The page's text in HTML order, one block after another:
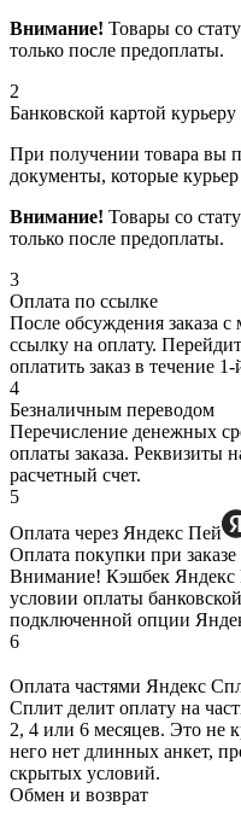
Внимание! Товары со
только после предоплаты.
2
Банковской картой курьеру
При получении товара вы
документы, которые
Внимание! Товары со
только после предоплаты.
3
Оплата по ссылке
После обсуждения заказа
ссылку на оплату.
оплатить заказ в течение
4
Безналичным переводом
Перечисление денежных
оплаты заказа. Реквизиты
расчетный счет.
5
Оплата через Яндекс Пей
Оплата покупки при
Внимание! Кэшбек Яндекс
условии оплаты
подключенной опции
6
Оплата частями Яндекс
Сплит делит оплату на
2, 4 или 6 месяцев. Это не
него нет длинных анкет,
скрытых условий.
Обмен и возврат